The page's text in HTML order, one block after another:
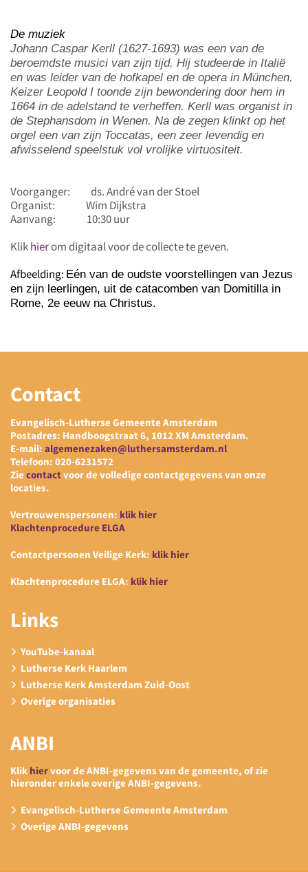
De muziek
Johann Caspar Kerll (1627-1693) was een van de
beroemdste musici van zijn tijd. Hij studeerde in Italië
en was leider van de hofkapel en de opera in München.
Keizer Leopold I toonde zijn bewondering door hem in
1664 in de adelstand te verheffen. Kerll was organist in
de Stephansdom in Wenen. Na de zegen klinkt op het
orgel een van zijn Toccatas, een zeer levendig en
afwisselend speelstuk vol vrolijke virtuositeit.
Voorganger: ds. André van der Stoel
Organist: Wim Dijkstra
Aanvang: 10:30 uur
Klikhierom digitaal voor de collecte te geven.
Afbeelding: Eén van de oudste voorstellingen van Jezus
en zijn leerlingen, uit de catacomben van Domitilla in
Rome, 2e eeuw na Christus.
Contact
Evangelisch-Lutherse Gemeente Amsterdam
Postadres: Handboogstraat 6, 1012 XM Amsterdam.
E-mail: algemenezaken@luthersamsterdam.nl
Telefoon: 020-6231572
Ziecontactvoor de volledige contactgegevens van onze
locaties.
Vertrouwenspersonen: klik hier
Klachtenprocedure ELGA
Contactpersonen Veilige Kerk: klik hier
Klachtenprocedure ELGA: klik hier
Links
YouTube-kanaal
Lutherse Kerk Haarlem
Lutherse Kerk Amsterdam Zuid-Oost
Overige organisaties
ANBI
Klik hiervoor de ANBI-gegevens van de gemeente, of zie
hieronder enkele overige ANBI-gegevens.
Evangelisch-Lutherse Gemeente Amsterdam
Overige ANBI-gegevens